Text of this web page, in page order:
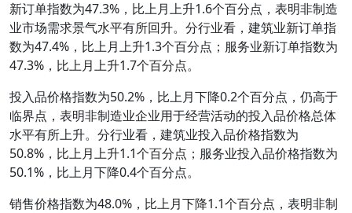
新订单指数为47.3%，比上月上升1.6个百分点，表明非制造
业市场需求景气水平有所回升。分行业看，建筑业新订单指
数为47.4%，比上月上升1.3个百分点；服务业新订单指数为
47.3%，比上月上升1.7个百分点。
投入品价格指数为50.2%，比上月下降0.2个百分点，仍高于
临界点，表明非制造业企业用于经营活动的投入品价格总体
水平有所上升。分行业看，建筑业投入品价格指数为
50.8%，比上月上升1.1个百分点；服务业投入品价格指数为
50.1%，比上月下降0.4个百分点。
销售价格指数为48.0%，比上月下降1.1个百分点，表明非制